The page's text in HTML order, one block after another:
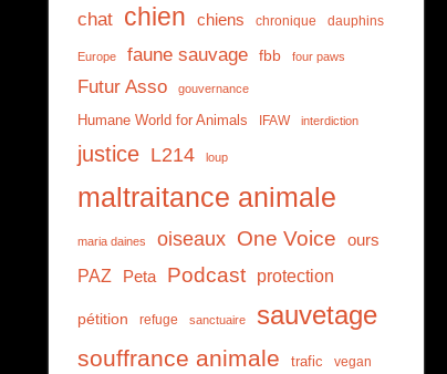
chat chien chiens chronique dauphins
Europe faune sauvage fbb four paws
Futur Asso gouvernance
Humane World for Animals IFAW interdiction
justice L214 loup
maltraitance animale
maria daines oiseaux One Voice ours
PAZ Peta Podcast protection
pétition refuge sanctuaire sauvetage
souffrance animale trafic vegan